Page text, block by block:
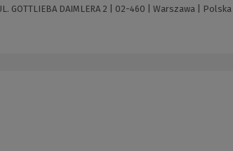
GOTTLIEBA DAIMLERA 2 | 02-460 | Warszawa | Polska |